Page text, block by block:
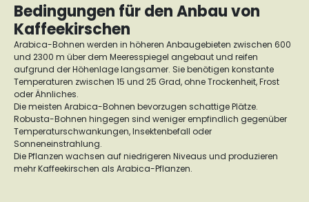
Bedingungen für den Anbau von
Kaffeekirschen
Arabica-Bohnen werden in höheren Anbaugebieten zwischen 600
und 2300 m über dem Meeresspiegel angebaut und reifen
aufgrund der Höhenlage langsamer. Sie benötigen konstante
Temperaturen zwischen 15 und 25 Grad, ohne Trockenheit, Frost
oder Ähnliches.
Die meisten Arabica-Bohnen bevorzugen schattige Plätze.
Robusta-Bohnen hingegen sind weniger empfindlich gegenüber
Temperaturschwankungen, Insektenbefall oder
Sonneneinstrahlung.
Die Pflanzen wachsen auf niedrigeren Niveaus und produzieren
mehr Kaffeekirschen als Arabica-Pflanzen.